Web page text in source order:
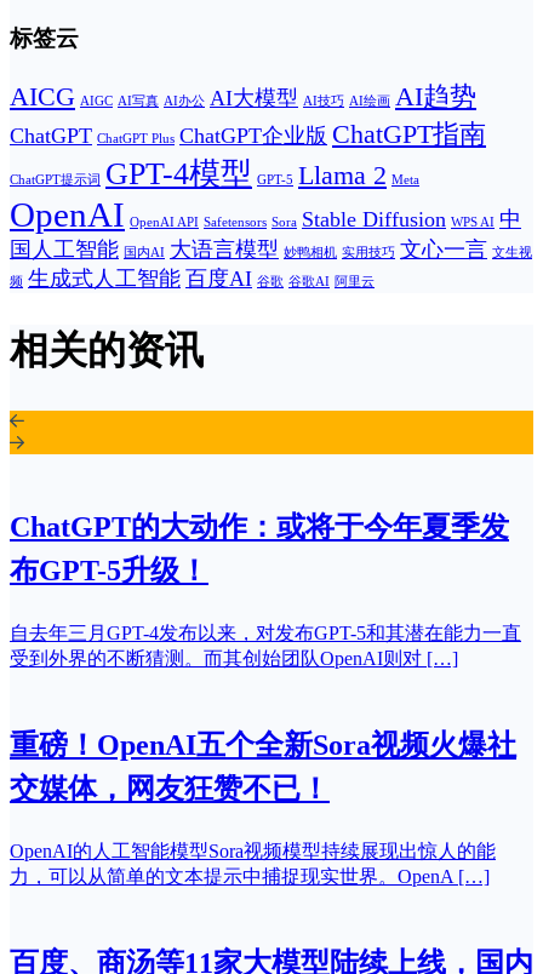
标签云
AICG AIGC AI写真 AI办公 AI大模型 AI技巧 AI绘画 AI趋势
ChatGPT ChatGPT Plus ChatGPT企业版 ChatGPT指南
ChatGPT提示词 GPT-4模型 GPT-5 Llama 2 Meta
OpenAI OpenAI API Safetensors Sora Stable Diffusion WPS AI 中
国人工智能 国内AI 大语言模型 妙鸭相机 实用技巧 文心一言 文生视
频 生成式人工智能 百度AI 谷歌 谷歌AI 阿里云
相关的资讯
ChatGPT的大动作：或将于今年夏季发
布GPT-5升级！
自去年三月GPT-4发布以来，对发布GPT-5和其潜在能力一直
受到外界的不断猜测。而其创始团队OpenAI则对 […]
重磅！OpenAI五个全新Sora视频火爆社
交媒体，网友狂赞不已！
OpenAI的人工智能模型Sora视频模型持续展现出惊人的能
力，可以从简单的文本提示中捕捉现实世界。OpenA […]
百度、商汤等11家大模型陆续上线，国内